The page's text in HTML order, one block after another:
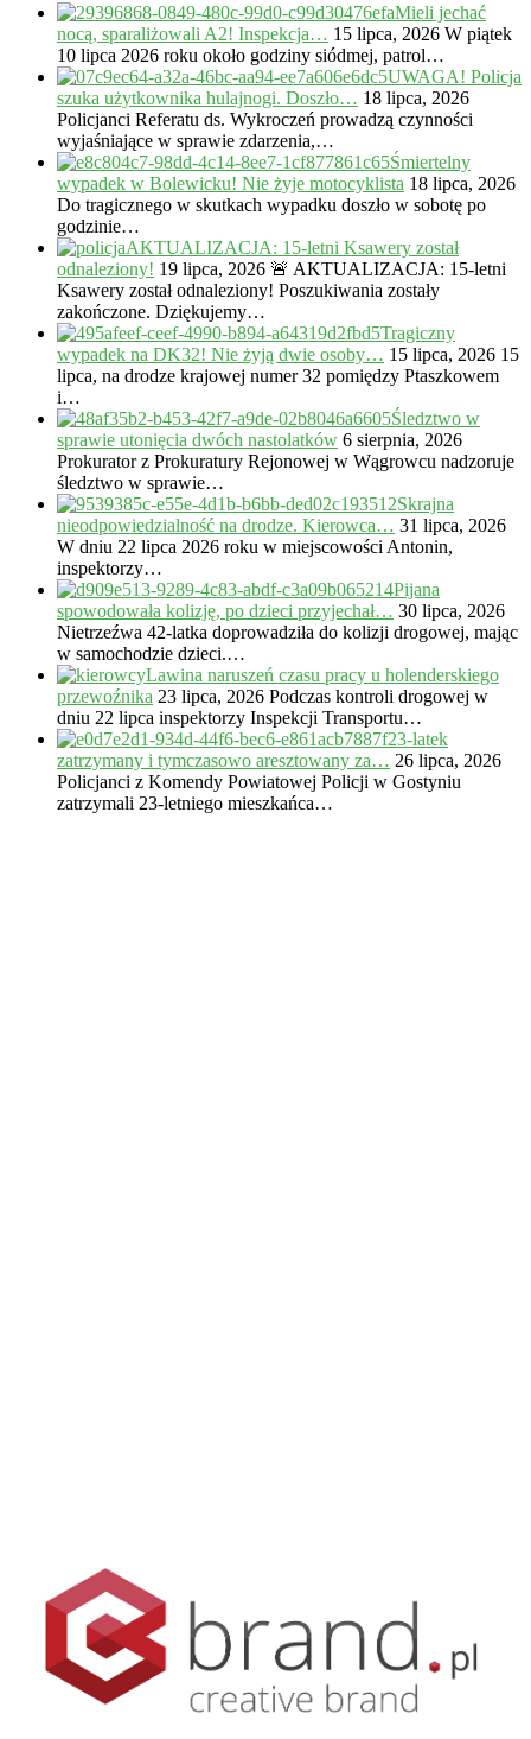
Mieli jechać
nocą, sparaliżowali A2! Inspekcja… 15 lipca, 2026 W piątek
10 lipca 2026 roku około godziny siódmej, patrol…
UWAGA! Policja
szuka użytkownika hulajnogi. Doszło… 18 lipca, 2026
Policjanci Referatu ds. Wykroczeń prowadzą czynności
wyjaśniające w sprawie zdarzenia,…
Śmiertelny
wypadek w Bolewicku! Nie żyje motocyklista 18 lipca, 2026
Do tragicznego w skutkach wypadku doszło w sobotę po
godzinie…
AKTUALIZACJA: 15-letni Ksawery został
odnaleziony! 19 lipca, 2026 🚨 AKTUALIZACJA: 15-letni
Ksawery został odnaleziony! Poszukiwania zostały
zakończone. Dziękujemy…
Tragiczny
wypadek na DK32! Nie żyją dwie osoby… 15 lipca, 2026 15
lipca, na drodze krajowej numer 32 pomiędzy Ptaszkowem
i…
Śledztwo w
sprawie utonięcia dwóch nastolatków 6 sierpnia, 2026
Prokurator z Prokuratury Rejonowej w Wągrowcu nadzoruje
śledztwo w sprawie…
Skrajna
nieodpowiedzialność na drodze. Kierowca… 31 lipca, 2026
W dniu 22 lipca 2026 roku w miejscowości Antonin,
inspektorzy…
Pijana
spowodowała kolizję, po dzieci przyjechał… 30 lipca, 2026
Nietrzeźwa 42-latka doprowadziła do kolizji drogowej, mając
w samochodzie dzieci.…
Lawina naruszeń czasu pracy u holenderskiego
przewoźnika 23 lipca, 2026 Podczas kontroli drogowej w
dniu 22 lipca inspektorzy Inspekcji Transportu…
23-latek
zatrzymany i tymczasowo aresztowany za… 26 lipca, 2026
Policjanci z Komendy Powiatowej Policji w Gostyniu
zatrzymali 23-letniego mieszkańca…